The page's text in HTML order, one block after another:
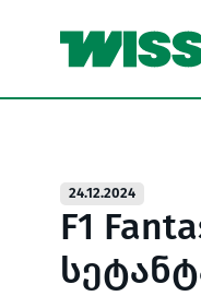
24.12.2024
F1